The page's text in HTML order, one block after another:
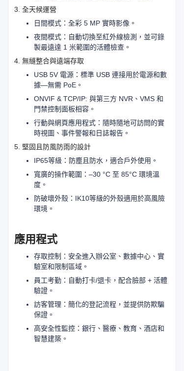
3. 全天候運營
日間模式：全彩 5 MP 實時影像。
夜間模式：自動切換至紅外線檢測，並可錄
製最遠達 1 米範圍的活體檢查。
4. 無縫整合與遠端存取
USB 5V 電源：標準 USB 連接用於電源和數
據—無需 PoE。
ONVIF & TCP/IP: 與第三方 NVR、VMS 和
門禁控制面板相容。
行動與網頁應用程式：隨時隨地可訪問的實
時視圖、事件警報和日誌報告。
5. 堅固且防風防雨的設計
IP65等級：防塵且防水，適合戶外使用。
寬廣的操作範圍：–30 °C 至 85°C 環境溫
度。
防破壞外殼：IK10等級的外殼適用於高風險
環境。
應用程式
存取控制：安全進入辦公室、數據中心、實
驗室和限制區域。
員工考勤：自動打卡/退卡，配合臉部 + 活體
驗證。
訪客管理：簡化的登記流程，並提供防欺騙
保證。
高安全性監控：銀行、醫療、教育、酒店和
智慧建築。